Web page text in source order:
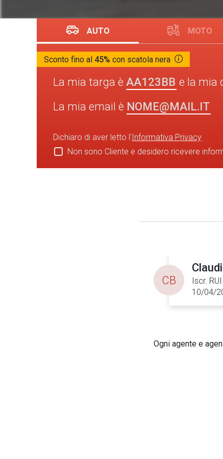
AUTO MOTO
Sconto fino al 45% con scatola nera
La mia targa è e la mia
La mia email è
Dichiaro di aver letto l'Informativa Privacy
Non sono Cliente e desidero ricevere
Iscr.
10/04/
CB
Ogni agente e